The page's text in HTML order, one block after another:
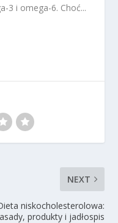
3 i omega-6. Choć...
NEXT
niskocholesterolowa:
produkty i jadłospis